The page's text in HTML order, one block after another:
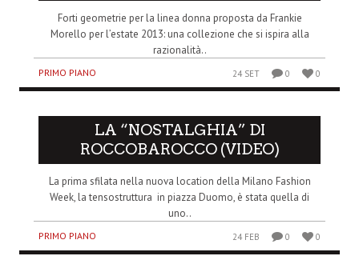
Forti geometrie per la linea donna proposta da Frankie
Morello per l’estate 2013: una collezione che si ispira alla
razionalità..
PRIMO PIANO 24 SET 0 0
LA “NOSTALGHIA” DI
ROCCOBAROCCO (VIDEO)
La prima sfilata nella nuova location della Milano Fashion
Week, la tensostruttura in piazza Duomo, è stata quella di
uno..
PRIMO PIANO 24 FEB 0 0